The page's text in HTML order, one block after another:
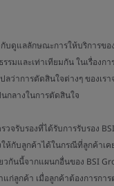
บดูแลลักษณะการให้บริการขอ
รมและเท่าเทียมกัน ในเรื่องก
ว่าการตัดสินใจต่างๆ ของเร
กลางในการตัดสินใจ
จรับรองที่ได้รับการรับรอง
ให้กับลูกค้าได้ในกรณีที่ลูกค้าเค
วกันนี้จากแผนกอื่นของ BSI
ก่ลูกค้า เมื่อลูกค้าต้องการกา